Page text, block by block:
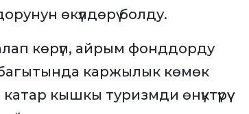
өкүлдөрү болду.
көрүп, айрым фонддорду
каржылык көмөк
кышкы туризмди өнүктүрүү